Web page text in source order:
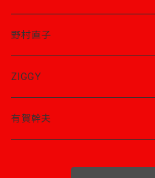
野村直子
ZIGGY
有賀幹夫